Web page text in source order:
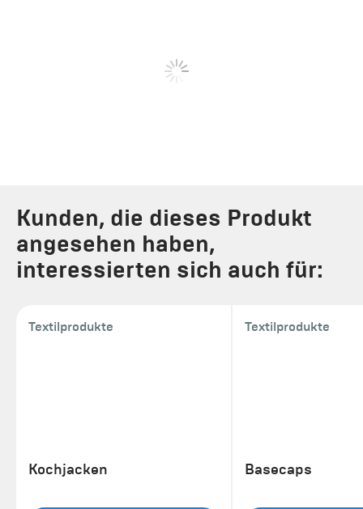
Kunden, die dieses Produkt
angesehen haben,
interessierten sich auch für:
Textilprodukte
Kochjacken
Textilprodukte
Basecaps